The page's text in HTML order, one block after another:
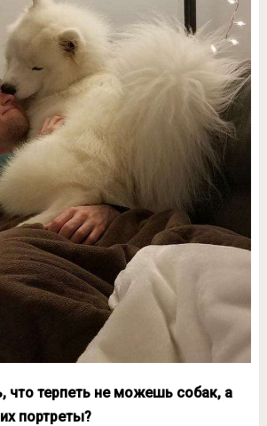
что терпеть не можешь собак, а
портреты?